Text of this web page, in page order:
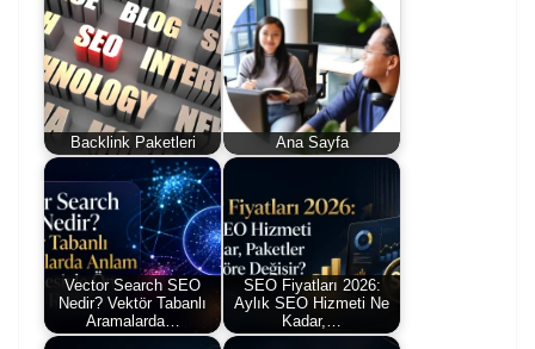
Backlink Paketleri Ana Sayfa
Vector Search SEO
Nedir? Vektör Tabanlı
Aramalarda…
SEO Fiyatları 2026:
Aylık SEO Hizmeti Ne
Kadar,…